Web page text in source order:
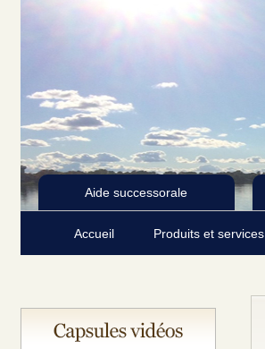
Aide successorale
Accueil Produits et services